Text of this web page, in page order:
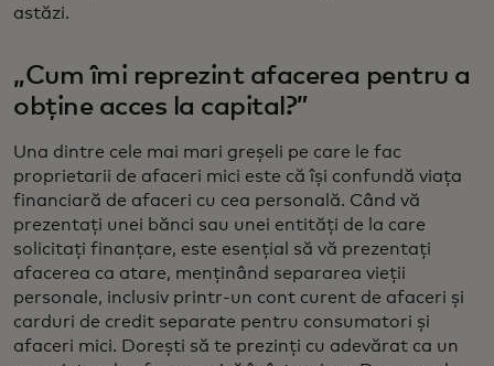
astăzi.
„Cum îmi reprezint afacerea pentru a
obține acces la capital?”
Una dintre cele mai mari greșeli pe care le fac
proprietarii de afaceri mici este că își confundă viața
financiară de afaceri cu cea personală. Când vă
prezentați unei bănci sau unei entități de la care
solicitați finanțare, este esențial să vă prezentați
afacerea ca atare, menținând separarea vieții
personale, inclusiv printr-un cont curent de afaceri și
carduri de credit separate pentru consumatori și
afaceri mici. Dorești să te prezinți cu adevărat ca un